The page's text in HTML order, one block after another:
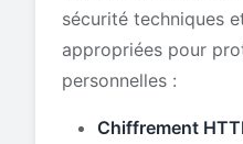
sécurité techniques
appropriées pour
personnelles :
Chiffrement